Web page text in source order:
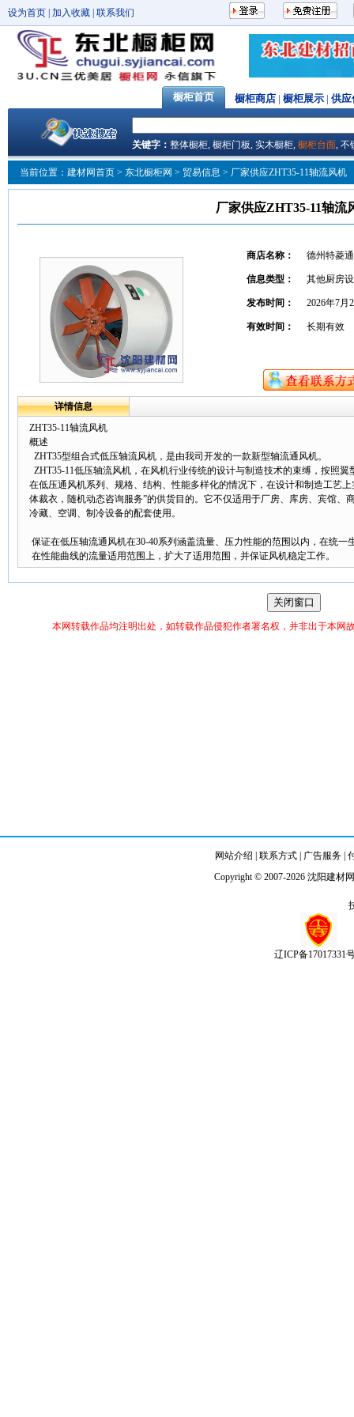
设为首页 加入收藏 联系我们
橱柜首页 橱柜商店| 橱柜展示| 供应
关键字： 整体橱柜, 橱柜门板, 实木橱柜, 橱柜台面, 不
当前位置： 建材网首页 > 东北橱柜网 > 贸易信息 > 厂家供应ZHT35-11轴流风机
厂家供应ZHT35-11轴流
商店名称： 德州特菱
信息类型： 其他厨房
发布时间： 2026年7月
有效时间： 长期有效
详情信息
ZHT35-11轴流风机
概述
ZHT35型组合式低压轴流风机，是由我司开发的一款新型轴流通风机。
ZHT35-11低压轴流风机，在风机行业传统的设计与制造技术的束缚，按照
在低压通风机系列、规格、结构、性能多样化的情况下，在设计和制造工艺
体裁衣，随机动态咨询服务”的供货目的。它不仅适用于厂房、库房、宾馆、
冷藏、空调、制冷设备的配套使用。
保证在低压轴流通风机在30-40系列涵盖流量、压力性能的范围以内，在统
在性能曲线的流量适用范围上，扩大了适用范围，并保证风机稳定工作。
本网转载作品均注明出处，如转载作品侵犯作者署名权，并非出于本网
网站介绍 联系方式| 广告服务|
Copyright © 2007-2026 沈阳建材网
辽ICP备17017331